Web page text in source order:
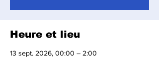
Heure et lieu
13 sept. 2026, 00:00 – 2:00